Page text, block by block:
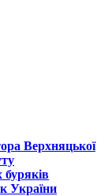
Верхняцької
буряків
України